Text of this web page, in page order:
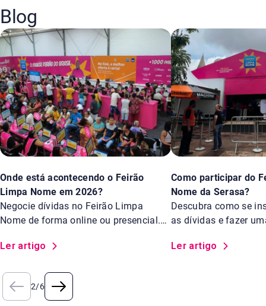
Blog
Onde está acontecendo o Feirão
Limpa Nome em 2026?
Negocie dívidas no Feirão Limpa
Nome de forma online ou presencial.
Ler artigo
Como participar do
Nome da Serasa?
Descubra como se
as dívidas e fazer
Ler artigo
2/6